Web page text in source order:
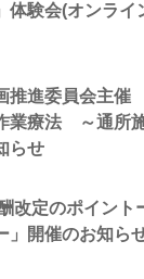
体験会(オンラ
推進委員会主催
業療法 ～通所
らせ
改定のポイント
」開催のお知ら